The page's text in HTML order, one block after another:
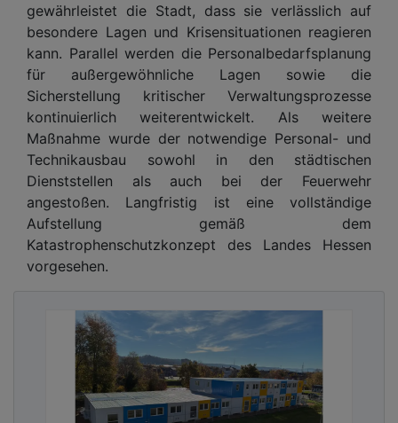
gewährleistet die Stadt, dass sie verlässlich auf
besondere Lagen und Krisensituationen reagieren
kann. Parallel werden die Personalbedarfsplanung
für außergewöhnliche Lagen sowie die
Sicherstellung kritischer Verwaltungsprozesse
kontinuierlich weiterentwickelt. Als weitere
Maßnahme wurde der notwendige Personal- und
Technikausbau sowohl in den städtischen
Dienststellen als auch bei der Feuerwehr
angestoßen. Langfristig ist eine vollständige
Aufstellung gemäß dem
Katastrophenschutzkonzept des Landes Hessen
vorgesehen.